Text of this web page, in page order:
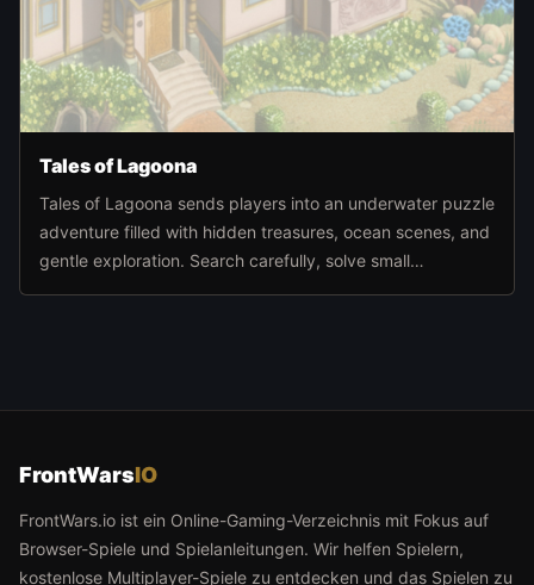
Tales of Lagoona
Tales of Lagoona sends players into an underwater puzzle
adventure filled with hidden treasures, ocean scenes, and
gentle exploration. Search carefully, solve small
FrontWarsIO
FrontWars.io ist ein Online-Gaming-Verzeichnis mit Fokus auf
Browser-Spiele und Spielanleitungen. Wir helfen Spielern,
kostenlose Multiplayer-Spiele zu entdecken und das Spielen zu